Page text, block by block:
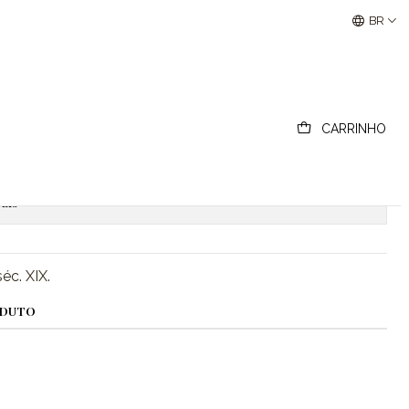
CARRINHO
Buscantiguidades - Leilões Colecionismo e BR
overlay, séc. XIX
XIX.